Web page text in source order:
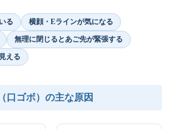
る 横顔・Eラインが気になる
無理に閉じるとあご先が緊張する
える
口ゴボ）の主な原因